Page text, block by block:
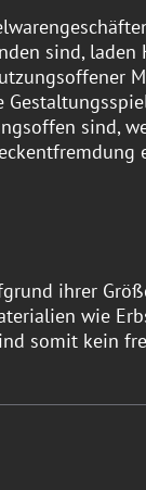
sind, laden
sind,
ihrer
wie
somit kein